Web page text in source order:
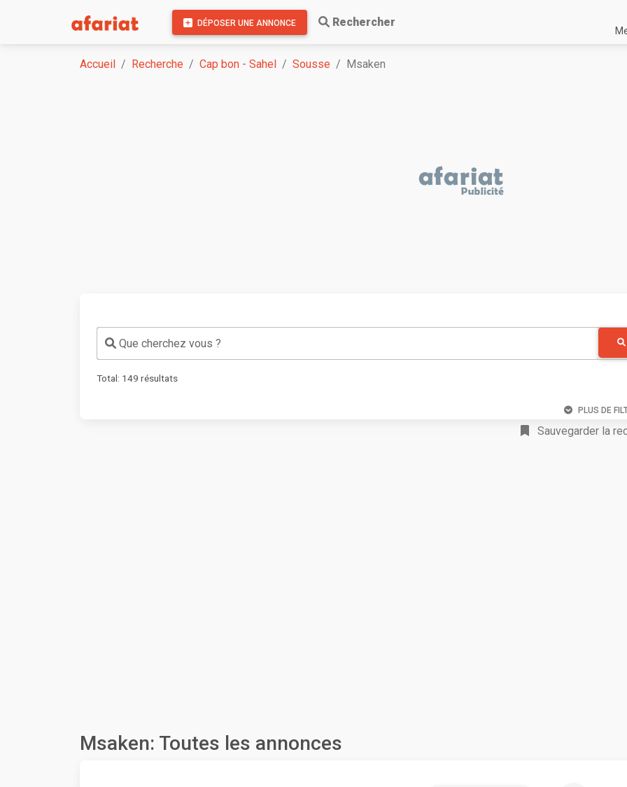
DÉPOSER UNE ANNONCE Rechercher
Accueil Recherche Cap bon - Sahel Sousse Msaken
Que cherchez vous ?
Total: 149 résultats
PLUS DE
Sauvegarder la
Msaken: Toutes les annonces